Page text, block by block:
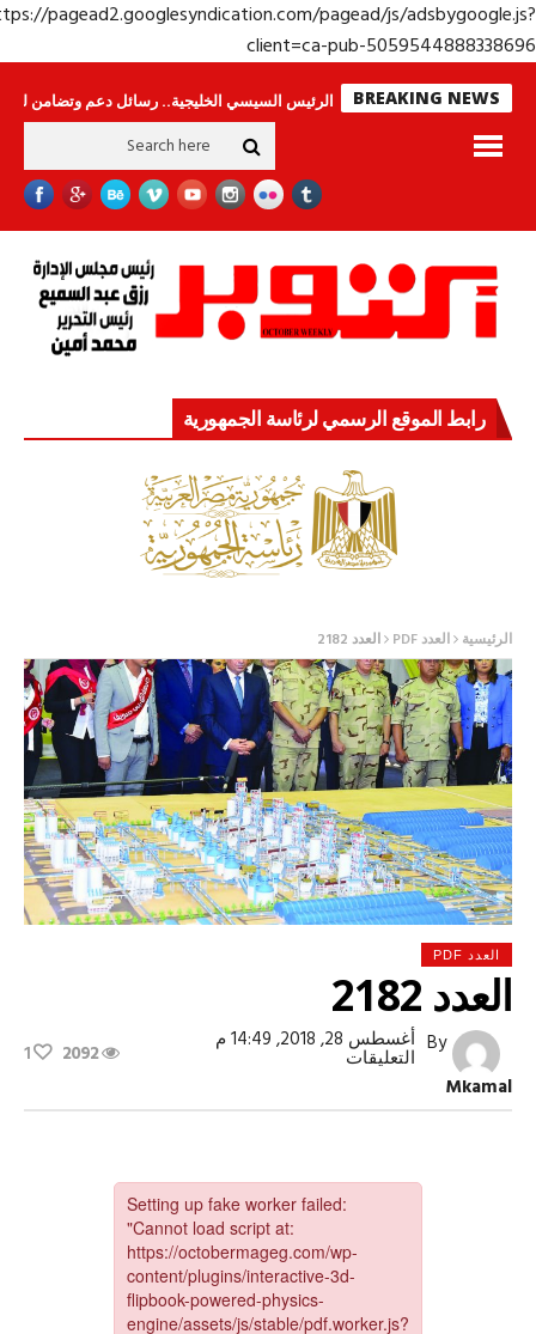
https://pagead2.googlesyndication.com/pagead/js/
client=ca-pub-
BREAKING NEWS
لا ينامون جولة الرئيس السيسي الخليجية.. رسائل دعم وتضامن للأشقاء
رابط الموقع الرسمي لرئاسة الجمهورية
الرئيسية العدد PDF العدد 2182
العدد PDF
العدد 2182
By
Mkamal
أغسطس 28, 2018, 14:49 م
التعليقاتعلى
مغلقة
2092
1